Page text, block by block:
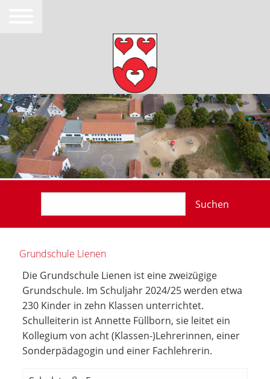
Suchen
Grundschule Lienen
Die Grundschule Lienen ist eine zweizügige
Grundschule. Im Schuljahr 2024/25 werden etwa
230 Kinder in zehn Klassen unterrichtet.
Schulleiterin ist Annette Füllborn, sie leitet ein
Kollegium von acht (Klassen-)Lehrerinnen, einer
Sonderpädagogin und einer Fachlehrerin.